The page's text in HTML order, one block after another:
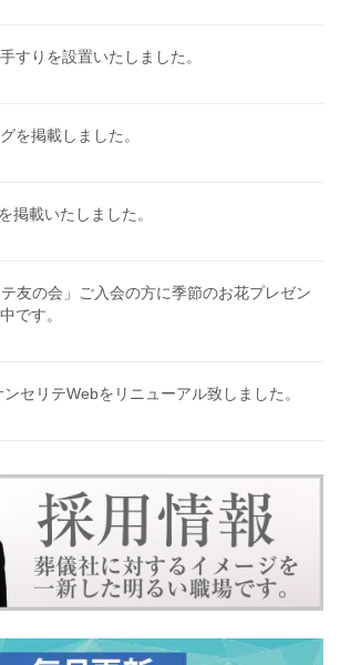
すりを設置いたしました。
を掲載しました。
掲載いたしました。
友の会」ご入会の方に季節のお花プレゼン
です。
セリテWebをリニューアル致しました。